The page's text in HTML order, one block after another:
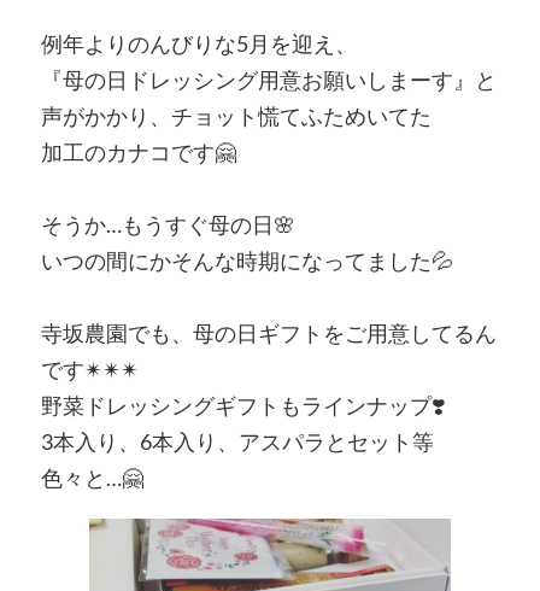
例年よりのんびりな5月を迎え、
『母の日ドレッシング用意お願いしまーす』と
声がかかり、チョット慌てふためいてた
加工のカナコです🤗
そうか…もうすぐ母の日🌸
いつの間にかそんな時期になってました💦
寺坂農園でも、母の日ギフトをご用意してるん
です✴︎✴︎✴︎
野菜ドレッシングギフトもラインナップ❣️
3本入り、6本入り、アスパラとセット等
色々と…🤗